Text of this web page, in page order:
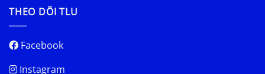
THEO DÕI TLU
Facebook
Instagram